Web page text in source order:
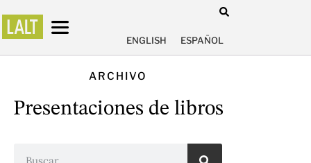
ENGLISH ESPAÑOL
ARCHIVO
Presentaciones de libros